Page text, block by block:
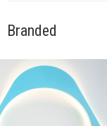
Branded